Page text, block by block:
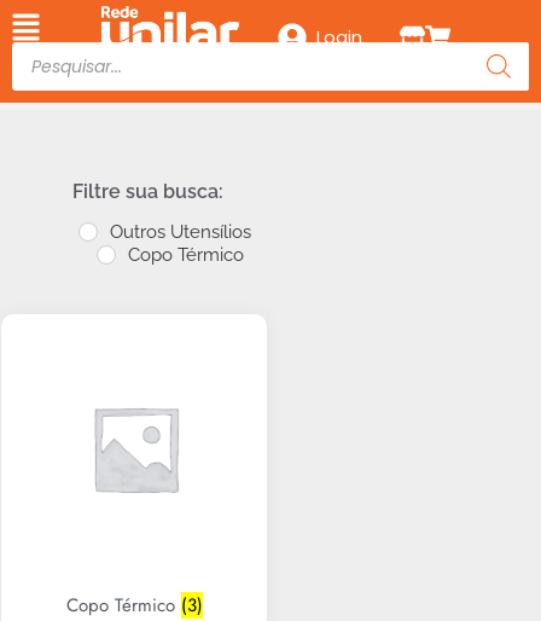
Login
Filtre sua busca:
Outros Utensílios
Copo Térmico
Copo Térmico (3)